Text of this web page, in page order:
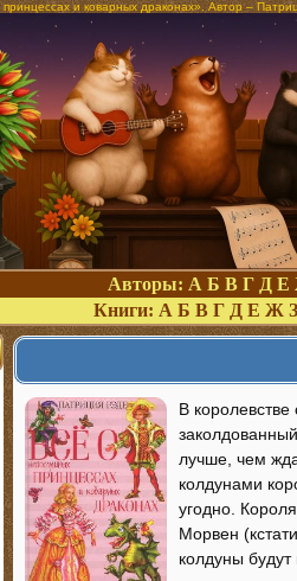
и коварных драконах». Автор –
Авторы: А Б В Г Д Е
Книги: А Б В Г Д Е Ж З
В
лучше, чем
колдунами
угодно.
Морвен
колдуны будут